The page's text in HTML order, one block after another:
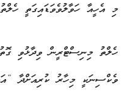
މި އެހީއާ ހަވާލުވެވަޑައިގަތީ
ހެލްތު މިނިސްޓްރީން ވިދާޅުވި
ވެކްސިނަކީ މިހާރު ކުރިއަށްދާ